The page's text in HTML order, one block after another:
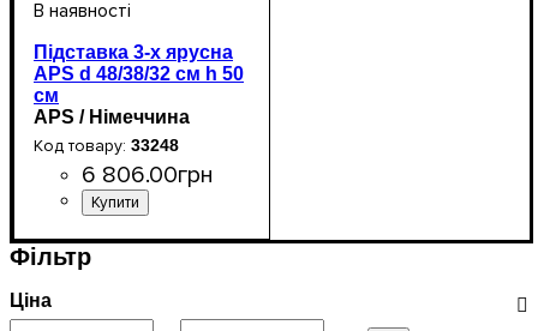
Підставка 3-х ярусна
APS d 48/38/32 cм h 50
cм
APS / Німеччина
33248
6 806.00грн
Фільтр
Ціна